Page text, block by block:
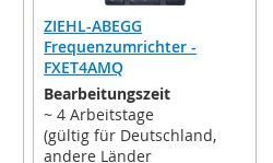
ZIEHL-ABEGG
Frequenzumrichter -
FXET4AMQ
Bearbeitungszeit
~ 4 Arbeitstage
(gültig für Deutschland,
andere Länder